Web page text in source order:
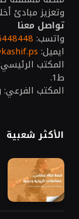
وتعزيز مبادئ
تواصل معنا
واتسب:
ايميل:
المكتب
ط1.
المكتب الفرعي:
الأكثر شعبية